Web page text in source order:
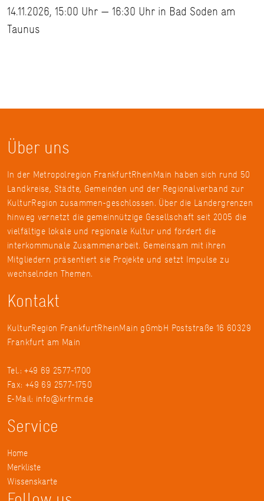
14.11.2026, 15:00 Uhr — 16:30 Uhr in Bad Soden am
Taunus
Über uns
In der Metropolregion FrankfurtRheinMain haben sich rund 50
Landkreise, Städte, Gemeinden und der Regionalverband zur
KulturRegion zusammen-geschlossen. Über die Ländergrenzen
hinweg vernetzt die gemeinnützige Gesellschaft seit 2005 die
vielfältige lokale und regionale Kultur und fördert die
interkommunale Zusammenarbeit. Gemeinsam mit ihren
Mitgliedern präsentiert sie Projekte und setzt Impulse zu
wechselnden Themen.
Kontakt
KulturRegion FrankfurtRheinMain gGmbH Poststraße 16 60329
Frankfurt am Main
Tel.: +49 69 2577-1700
Fax: +49 69 2577-1750
E-Mail: info@krfrm.de
Service
Home
Merkliste
Wissenskarte